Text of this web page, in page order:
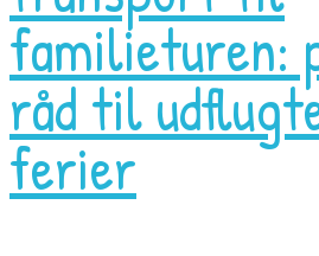
familieturen:
råd til
ferier